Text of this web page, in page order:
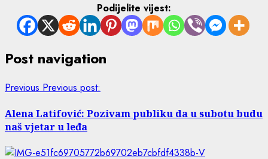
Podijelite vijest:
Post navigation
Previous Previous post:
Alena Latifović: Pozivam publiku da u subotu budu
naš vjetar u leđa